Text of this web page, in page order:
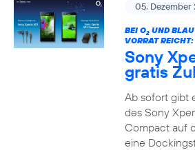
05. Dezember
BEI O2UND BLAU
VORRAT REICHT:
Sony
gratis
Ab sofort gibt
des Sony
Compact auf
eine